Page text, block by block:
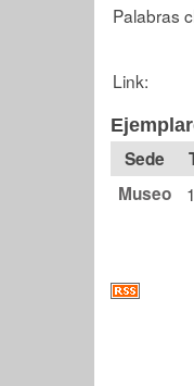
Palabras
Link:
Museo